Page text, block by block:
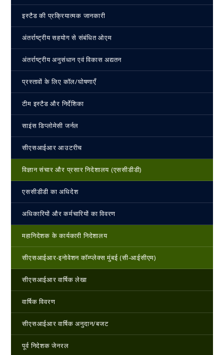
इस्‍टैड की प्रक्रियात्मक जानकारी
अंतर्राष्ट्रीय सहयोग से संबंधित ओएम
अंतर्राष्ट्रीय अनुसंधान एवं विकास अद्यतन
प्रस्तावों के लिए कॉल/घोषणाएँ
टीम इस्‍टैड और निर्देशिका
साइंस डिप्लोमेसी जर्नल
सीएसआईआर आउटरीच
विज्ञान संचार और प्रसार निदेशालय (एससीडीडी)
एससीडीडी का अधिदेश
अधिकारियों और कर्मचारियों का विवरण
महानिदेशक के कार्यकारी निदेशालय
सीएसआईआर-इनोवेशन कॉम्प्लेक्स मुंबई (सी-आईसीएम)
सीएसआईआर वार्षिक लेखा
वार्षिक विवरण
सीएसआईआर वार्षिक अनुदान/बजट
पूर्व निदेशक जेनरल